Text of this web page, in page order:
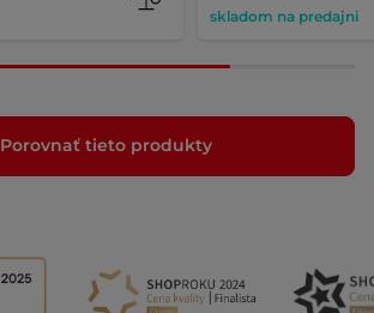
skladom na predajni
Porovnať tieto produkty